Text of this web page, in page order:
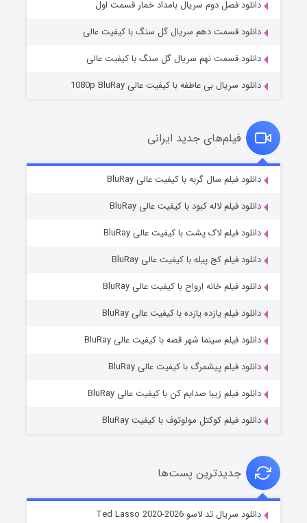
قسمت۲ (زیرنویس) منتشر شد
قسمت۷ (زیرنویس) منتشر شد
خاندان اژدها فصل ۳
دانلود فصل دوم سریال بامداد خمار قسمت اول
دانلود قسمت دهم سریال گل سنگ با کیفیت عالی
دانلود قسمت نهم سریال گل سنگ با کیفیت عالی
دانلود سریال بی عاطفه با کیفیت عالی 1080p BluRay
فیلم‌های جدید ایرانی
دانلود فیلم سال گربه با کیفیت عالی BluRay
دانلود فیلم لاله کبود با کیفیت عالی BluRay
دانلود فیلم لاک پشت با کیفیت عالی BluRay
دانلود فیلم کج‌ پیله با کیفیت عالی BluRay
دانلود فیلم خانه ارواح با کیفیت عالی BluRay
دانلود فیلم یازده یازده با کیفیت عالی BluRay
دانلود فیلم سینما شهر قصه با کیفیت عالی BluRay
دانلود فیلم پیشمرگ با کیفیت عالی BluRay
دانلود فیلم زیبا صدایم کن با کیفیت عالی BluRay
دانلود فیلم کوکتل مولوتوف با کیفیت BluRay
جدیدترین پست‌ها
دانلود سریال تد لاسو Ted Lasso 2020-2026